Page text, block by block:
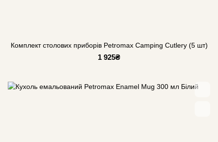
Комплект столових приборів Petromax Camping Cutlery (5 шт)
1 925₴